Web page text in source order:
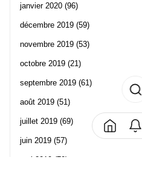
janvier 2020 (96)
décembre 2019 (59)
novembre 2019 (53)
octobre 2019 (21)
septembre 2019 (61)
août 2019 (51)
juillet 2019 (69)
juin 2019 (57)
mai 2019 (70)